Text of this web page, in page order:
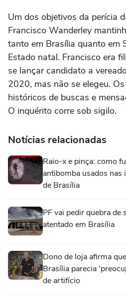
Um dos objetivos da perícia
Francisco Wanderley
tanto em Brasília quanto em
Estado natal. Francisco era
se lançar candidato a
2020, mas não se elegeu.
históricos de buscas e
O inquérito corre sob sigilo.
Notícias relacionadas
Raio-x e pinça: como
antibomba usados nas
de Brasília
PF vai pedir quebra de
atentado em Brasília
Dono de loja afirma
Brasília parecia
de artifício